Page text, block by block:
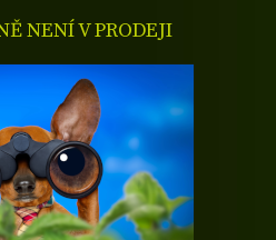
NENÍ V PRODEJI